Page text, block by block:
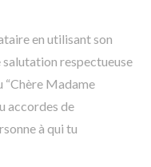
en utilisant son
salutation respectueuse
“Chère Madame
accordes de
à qui tu